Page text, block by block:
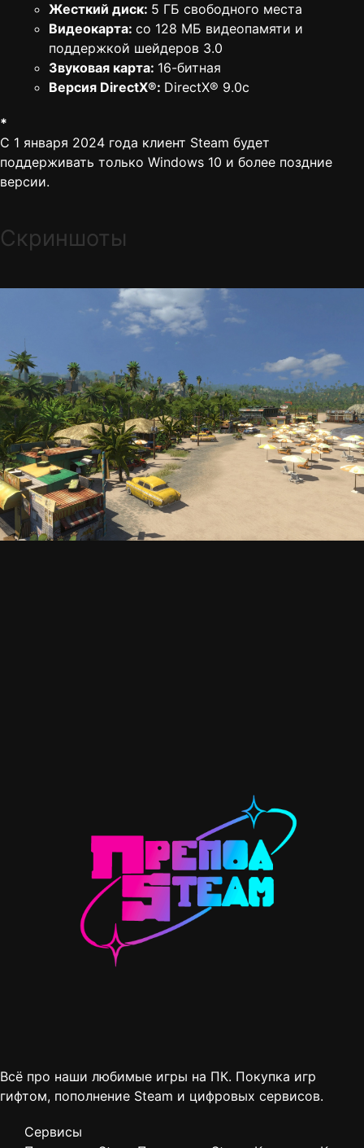
Жесткий диск: 5 ГБ свободного места
Видеокарта: со 128 МБ видеопамяти и
поддержкой шейдеров 3.0
Звуковая карта: 16-битная
Версия DirectX®: DirectX® 9.0c
*
С 1 января 2024 года клиент Steam будет
поддерживать только Windows 10 и более поздние
версии.
Скриншоты
Всё про наши любимые игры на ПК. Покупка игр
гифтом, пополнение Steam и цифровых сервисов.
Сервисы